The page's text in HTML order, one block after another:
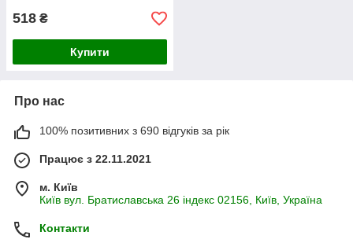
518 ₴
Купити
Про нас
100% позитивних з 690 відгуків за рік
Працює з 22.11.2021
м. Київ
Київ вул. Братиславська 26 індекс 02156, Київ, Україна
Контакти